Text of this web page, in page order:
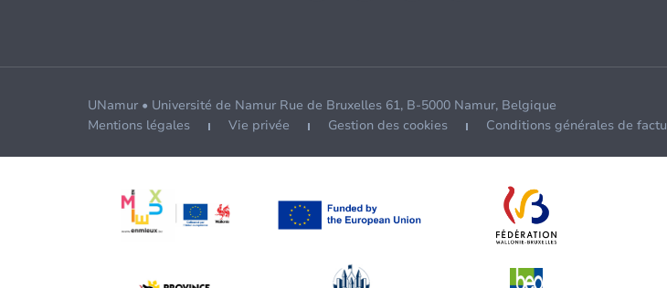
UNamur • Université de Namur Rue de Bruxelles 61, B-5000 Namur, Belgique
Mentions légales
Vie privée Gestion des cookies Conditions générales de